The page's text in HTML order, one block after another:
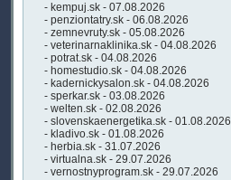
- kempuj.sk - 07.08.2026
- penziontatry.sk - 06.08.2026
- zemnevruty.sk - 05.08.2026
- veterinarnaklinika.sk - 04.08.2026
- potrat.sk - 04.08.2026
- homestudio.sk - 04.08.2026
- kadernickysalon.sk - 04.08.2026
- sperkar.sk - 03.08.2026
- welten.sk - 02.08.2026
- slovenskaenergetika.sk - 01.08.2026
- kladivo.sk - 01.08.2026
- herbia.sk - 31.07.2026
- virtualna.sk - 29.07.2026
- vernostnyprogram.sk - 29.07.2026